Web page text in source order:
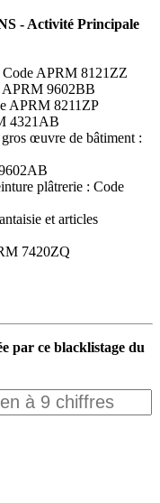
- Activité Principale
Code APRM 8121ZZ
APRM 9602BB
APRM 8211ZP
4321AB
œuvre de bâtiment :
plâtrerie : Code
et articles
7420ZQ
par ce blacklistage du